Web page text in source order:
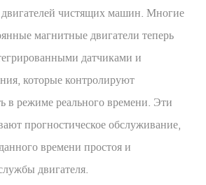
чистящих машин. Многие
магнитные двигатели теперь
датчиками и
которые контролируют
в режиме реального времени. Эти
прогностическое обслуживание,
времени простоя и
двигателя.